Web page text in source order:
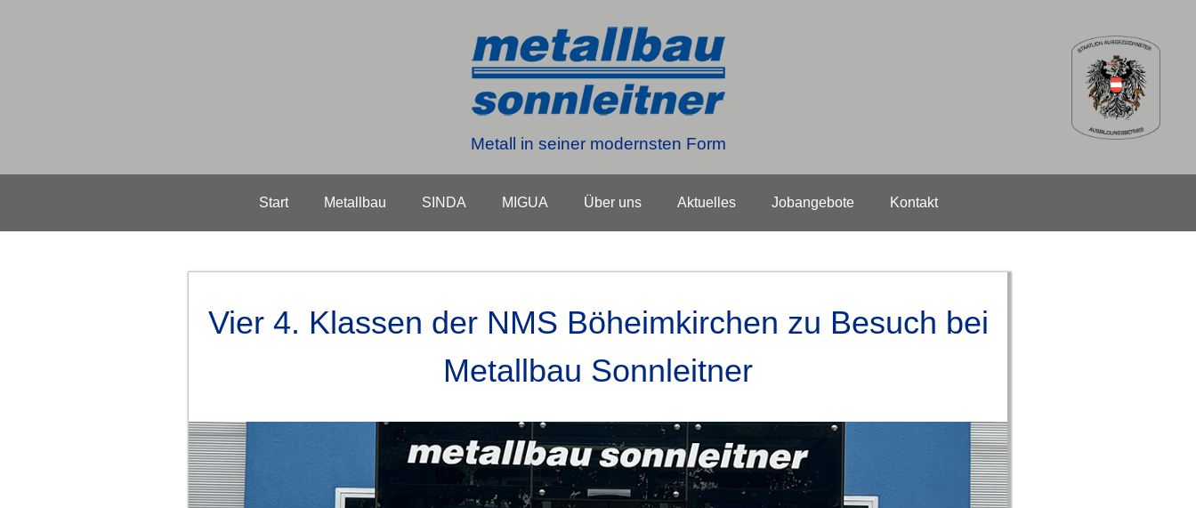
Metall in seiner modernsten Form
Start Metallbau SINDA MIGUA Über uns Aktuelles Jobangebote Kontakt
Vier 4. Klassen der NMS Böheimkirchen zu Besuch bei
Metallbau Sonnleitner